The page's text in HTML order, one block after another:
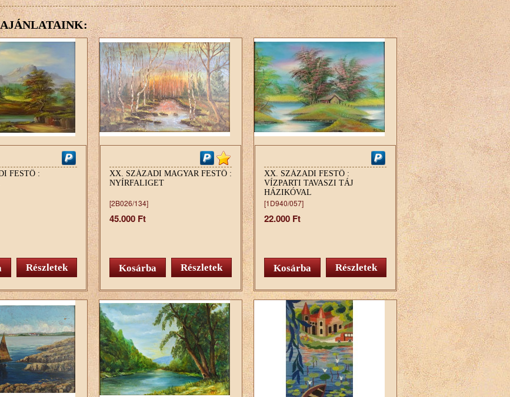
FESTŐ :
Részletek
XX. SZÁZADI MAGYAR FESTŐ :
NYÍRFALIGET
[2B026/134]
45.000 Ft
Részletek
XX. SZÁZADI FESTŐ :
VÍZPARTI TAVASZI TÁJ
HÁZIKÓVAL
[1D940/057]
22.000 Ft
Részletek